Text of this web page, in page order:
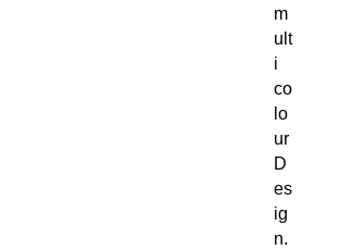
m
ult
i
co
lo
ur
D
es
ig
n.